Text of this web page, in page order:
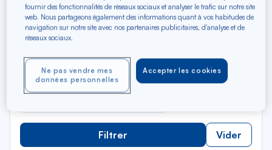
Montego Bay
la
Vers
Type de trajet
Filtrer Vider
fournir des fonctionnalités de réseaux sociaux et analyser le trafic sur notre site
web. Nous partageons également des informations quant à vos habitudes de
navigation sur notre site avec nos partenaires publicitaires, d'analyse et de
réseaux sociaux.
Accepter les cookies
Ne pas vendre mes
données personnelles